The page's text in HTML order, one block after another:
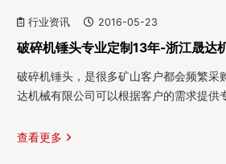
行业资讯 2016-05-23
破碎机锤头专业定制13年-浙江晟达
破碎机锤头，是很多矿山客户都会频繁采
达机械有限公司可以根据客户的需求提供
查看更多